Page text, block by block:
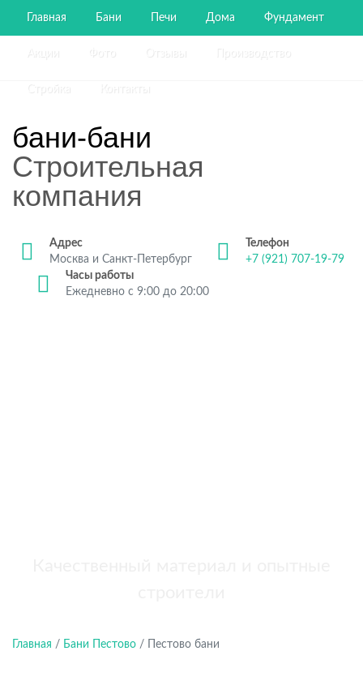
Главная Бани Печи Дома Фундамент
бани-бани
Строительная
компания
Адрес
Москва и Санкт-Петербург
Телефон
+7 (921) 707-19-79
Часы работы
Ежедневно с 9:00 до 20:00
Главная / Бани Пестово / Пестово бани